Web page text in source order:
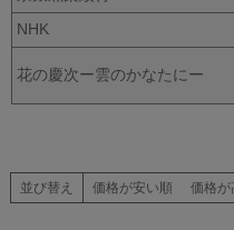
NHK
花の慶次ー雲のかなたにー
並び替え 価格が安い順 価格が